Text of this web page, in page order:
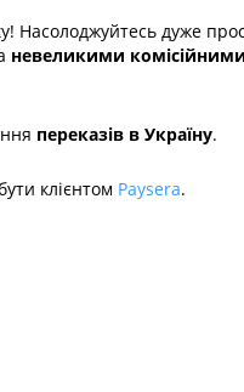
Насолоджуйтесь дуже
невеликими комісійними
переказів в Україну.
клієнтом Paysera.